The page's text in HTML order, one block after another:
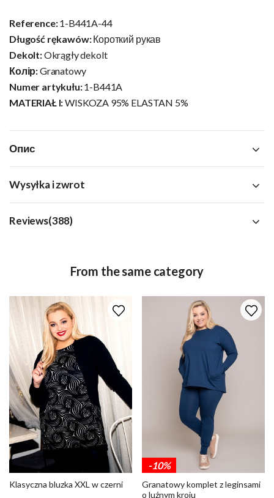
Reference:1-B441A-44
Długość rękawów:Короткий рукав
Dekolt:Okrągły dekolt
Колір:Granatowy
Numer artykułu:1-B441A
MATERIAŁ I:WISKOZA 95% ELASTAN 5%
Опис
Wysyłka i zwrot
Reviews(388)
From the same category
Klasyczna bluzka XXL w czerni
-10%
Granatowy komplet z leginsami
o luźnym kroju